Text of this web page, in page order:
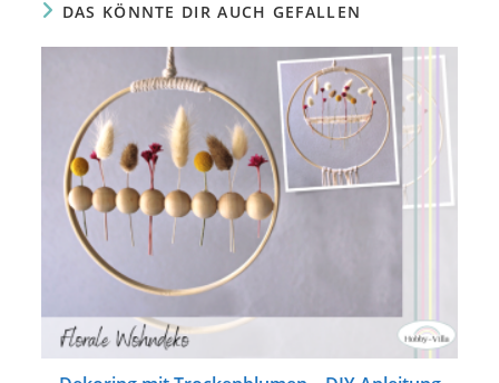
DAS KÖNNTE DIR AUCH GEFALLEN